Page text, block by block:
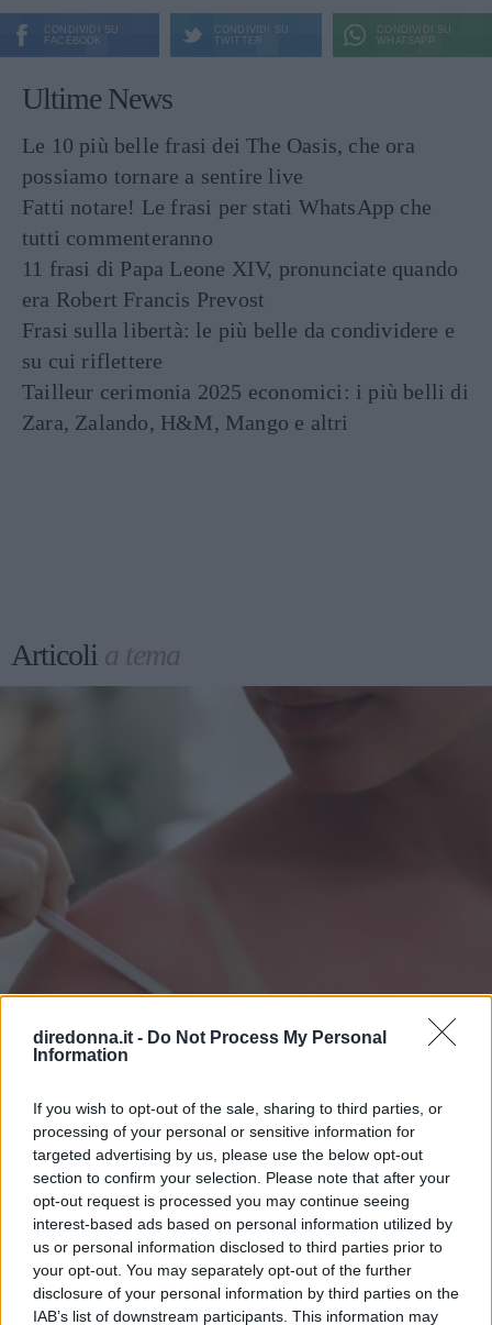
diredonna.it - Do Not Process My Personal
Information
If you wish to opt-out of the sale, sharing to third parties, or
processing of your personal or sensitive information for
targeted advertising by us, please use the below opt-out
section to confirm your selection. Please note that after your
opt-out request is processed you may continue seeing
interest-based ads based on personal information utilized by
us or personal information disclosed to third parties prior to
your opt-out. You may separately opt-out of the further
disclosure of your personal information by third parties on the
IAB’s list of downstream participants. This information may
CONDIVIDI SU
FACEBOOK
CONDIVIDI SU
TWITTER
CONDIVIDI SU
WHATSAPP
Ultime News
Le 10 più belle frasi dei The Oasis, che ora
possiamo tornare a sentire live
Fatti notare! Le frasi per stati WhatsApp che
tutti commenteranno
11 frasi di Papa Leone XIV, pronunciate quando
era Robert Francis Prevost
Frasi sulla libertà: le più belle da condividere e
su cui riflettere
Tailleur cerimonia 2025 economici: i più belli di
Zara, Zalando, H&M, Mango e altri
Articoli a tema
Eritema solare: cosa fare se la
pelle è stata sovraesposta ai